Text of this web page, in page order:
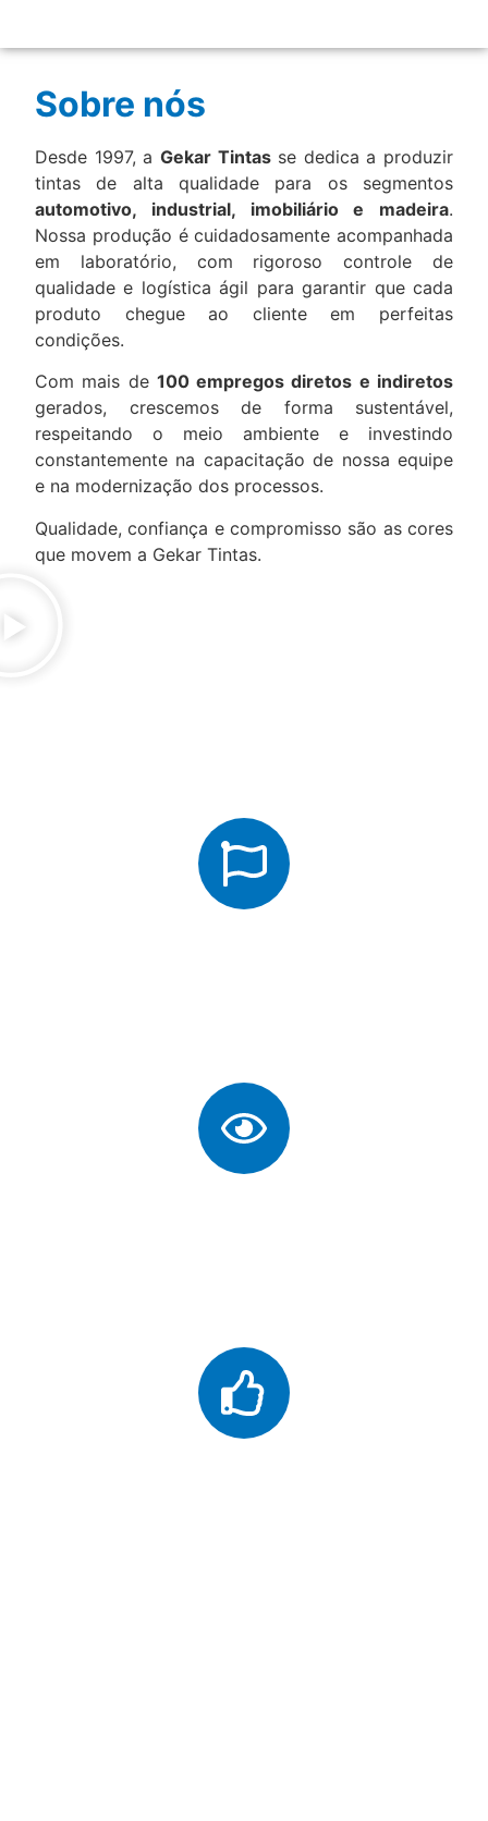
Sobre nós
Desde 1997, a Gekar Tintasse dedica a produzir
tintas de alta qualidade para os segmentos
automotivo, industrial, imobiliário e madeira.
Nossa produção é cuidadosamente acompanhada
em laboratório, com rigoroso controle de
qualidade e logística ágil para garantir que cada
produto chegue ao cliente em perfeitas
condições.
Com mais de 100 empregos diretos e indiretos
gerados, crescemos de forma sustentável,
respeitando o meio ambiente e investindo
constantemente na capacitação de nossa equipe
e na modernização dos processos.
Qualidade, confiança e compromisso são as cores
que movem a Gekar Tintas.